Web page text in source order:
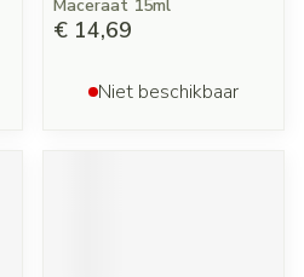
Maceraat 15ml
€ 14,69
Niet beschikbaar